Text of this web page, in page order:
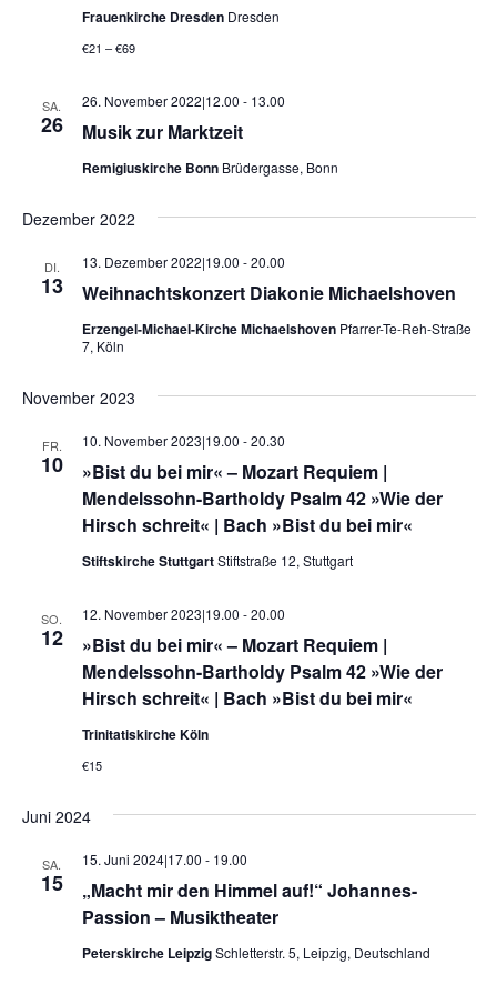
Frauenkirche Dresden Dresden
€21 – €69
SA.
26 Musik zur Marktzeit
26. November 2022|12.00 - 13.00
Remigiuskirche Bonn Brüdergasse, Bonn
Dezember 2022
DI.
13 Weihnachtskonzert Diakonie Michaelshoven
13. Dezember 2022|19.00 -20.00
Erzengel-Michael-Kirche Michaelshoven Pfarrer-Te-Reh-Straße
7, Köln
November 2023
FR.
10
»Bist du bei mir« – Mozart Requiem |
Mendelssohn-Bartholdy Psalm 42 »Wie der
Hirsch schreit« | Bach »Bist du bei mir«
10. November 2023|19.00 -20.30
Stiftskirche StuttgartStiftstraße 12, Stuttgart
SO.
12
»Bist du bei mir« – Mozart Requiem |
Mendelssohn-Bartholdy Psalm 42 »Wie der
Hirsch schreit« | Bach »Bist du bei mir«
12. November 2023|19.00 -20.00
Trinitatiskirche Köln
€15
Juni 2024
SA.
15
„Macht mir den Himmel auf!“ Johannes-
Passion – Musiktheater
15. Juni 2024|17.00 - 19.00
Peterskirche LeipzigSchletterstr. 5, Leipzig, Deutschland